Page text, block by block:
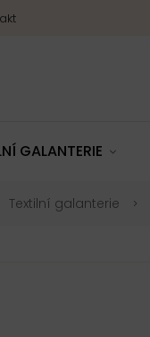
GALANTERIE
Textilní galanterie